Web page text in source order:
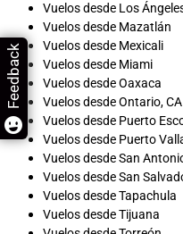
Vuelos desde Los
Vuelos desde Mazatlán
Vuelos desde Mexicali
Vuelos desde Miami
Vuelos desde Oaxaca
Vuelos desde Ontario, CA
Vuelos desde Puerto
Vuelos desde Puerto
Vuelos desde San
Vuelos desde San
Vuelos desde Tapachula
Vuelos desde Tijuana
Feedback